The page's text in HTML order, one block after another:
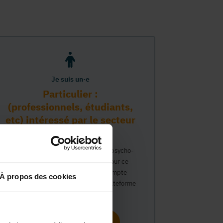
À propos des cookies
Je suis un·e
Particulier :
(professionnels, étudiants,
etc) intéressé par le secteur
PMS
Vous travaillez déjà dans le secteur psycho-
médico-social ou avez un intérêt pour ce
secteur et souhaitez obtenir un compte
personnel pour interagir sur notre plateforme